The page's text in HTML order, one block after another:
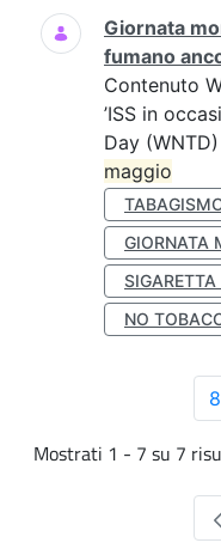
Giornata
fumano
Contenuto
’ISS in
Day
maggio
GIORNATA
NO
Mostrati 1 - 7 su 7